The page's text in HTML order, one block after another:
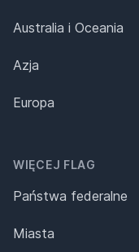
Australia i Oceania
Azja
Europa
WIĘCEJ FLAG
Państwa federalne
Miasta